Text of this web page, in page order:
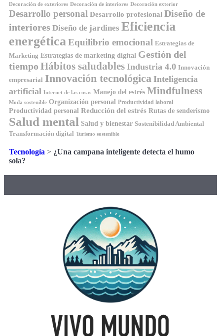
Decoración de exteriores Decoración de interiores Decoración exterior
Desarrollo personal Desarrollo profesional Diseño de
interiores Diseño de jardines Eficiencia
energéticaEquilibrio emocional Estrategias de
Marketing Estrategias de marketing digital Gestión del
tiempo Hábitos saludables Industria 4.0 Innovación
empresarial Innovación tecnológica Inteligencia
artificial Internet de las cosas Manejo del estrés Mindfulness
Moda sostenible Organización personal Productividad laboral
Productividad personal Reducción del estrés Rutas de senderismo
Salud mental Salud y bienestar Sostenibilidad Ambiental
Transformación digital Turismo sostenible
Tecnología > ¿Una campana inteligente detecta el humo
sola?